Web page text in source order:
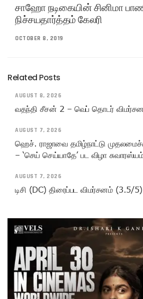
சாஹோ நடிகையின் சினிமா
நிச்சயதார்த்தம் கேலரி
OCTOBER 8, 2019
Related Posts
AUGUST 8, 2026
வதந்தி சீசன் 2 – வெப் தொடர்
AUGUST 7, 2026
ஹெச். ராஜாவை தமிழ்நாட்டு
– ‘செய் செய்யாதே’ பட விழா
AUGUST 7, 2026
டிசி (DC) திரைப்பட விமர்சனம் (3.5/5)